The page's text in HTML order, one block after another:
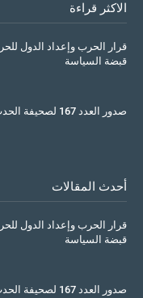
الاكثر قراءة
قرار الحرب وإعداد الدول
قبضة السياسة
صدور العدد 167 لصحيفة الحدث الاسبوعي من لندن
أحدث المقالات
قرار الحرب وإعداد الدول
قبضة السياسة
صدور العدد 167 لصحيفة الحدث الاسبوعي من لندن